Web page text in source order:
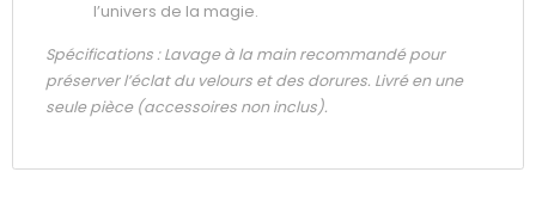
l’univers de la magie.
Spécifications : Lavage à la main recommandé pour
préserver l’éclat du velours et des dorures. Livré en une
seule pièce (accessoires non inclus).